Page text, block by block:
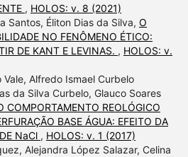
, HOLOS: v. 8 (2021)
Santos, Éliton Dias da Silva, O
NO FENÔMENO ÉTICO:
DE KANT E LEVINAS. , HOLOS: v.
Alfredo Ismael Curbelo
da Silva Curbelo, Glauco Soares
COMPORTAMENTO REOLÓGICO
BASE ÁGUA: EFEITO DA
NaCl , HOLOS: v. 1 (2017)
Alejandra López Salazar, Celina